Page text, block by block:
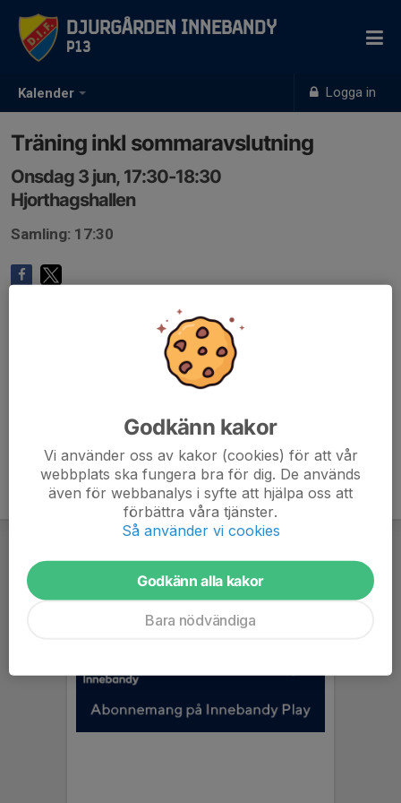
Kalender Logga in
Djurgården Innebandy
P13
Träning inkl sommaravslutning
Onsdag 3 jun, 17:30-18:30
Hjorthagshallen
Samling: 17:30
Godkänn kakor
Vi använder oss av kakor (cookies) för att vår
webbplats ska fungera bra för dig. De används
även för webbanalys i syfte att hjälpa oss att
förbättra våra tjänster.
Så använder vi cookies
Godkänn alla kakor
Bara nödvändiga